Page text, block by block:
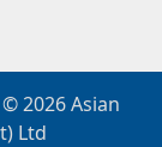
2026Asian
Ltd